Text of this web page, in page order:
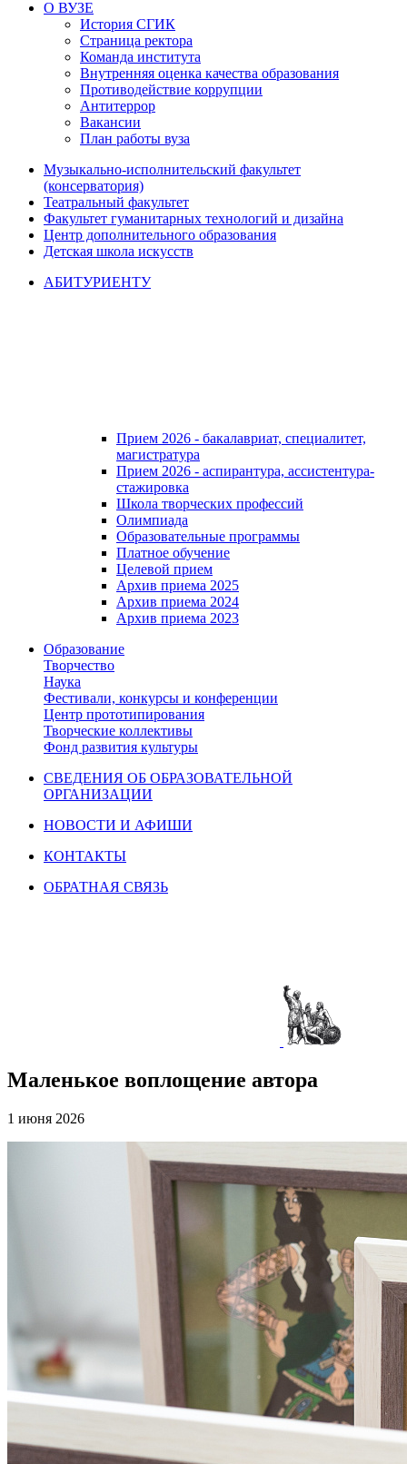
О ВУЗЕ
История СГИК
Страница ректора
Команда института
Внутренняя оценка качества образования
Противодействие коррупции
Антитеррор
Вакансии
План работы вуза
Музыкально-исполнительский факультет
(консерватория)
Театральный факультет
Факультет гуманитарных технологий и дизайна
Центр дополнительного образования
Детская школа искусств
АБИТУРИЕНТУ
Прием 2026 - бакалавриат, специалитет,
магистратура
Прием 2026 - аспирантура, ассистентура-
стажировка
Школа творческих профессий
Олимпиада
Образовательные программы
Платное обучение
Целевой прием
Архив приема 2025
Архив приема 2024
Архив приема 2023
Образование
Творчество
Наука
Фестивали, конкурсы и конференции
Центр прототипирования
Творческие коллективы
Фонд развития культуры
СВЕДЕНИЯ ОБ ОБРАЗОВАТЕЛЬНОЙ
ОРГАНИЗАЦИИ
НОВОСТИ И АФИШИ
КОНТАКТЫ
ОБРАТНАЯ СВЯЗЬ
Маленькое воплощение автора
1 июня 2026